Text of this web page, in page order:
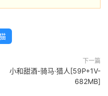
下一篇
小和甜酒-骑马·猎人[59P+1V-
682MB]